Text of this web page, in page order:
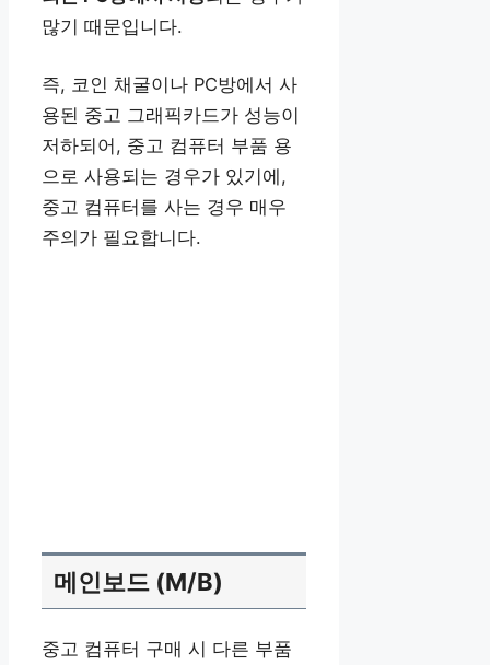
많기 때문입니다.
즉, 코인 채굴이나 PC방에서 사
용된 중고 그래픽카드가 성능이
저하되어, 중고 컴퓨터 부품 용
으로 사용되는 경우가 있기에,
중고 컴퓨터를 사는 경우 매우
주의가 필요합니다.
메인보드 (M/B)
중고 컴퓨터 구매 시 다른 부품